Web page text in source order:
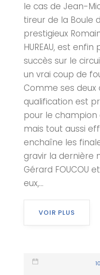
le cas de Jean-
tireur de la Boule
prestigieux
HUREAU, est
succès sur le
un vrai coup de
Comme ses deux
qualification est
pour le champion
mais tout aussi
enchaîne les
gravir la dernière
Gérard FOUCOU
eux,...
VOIR PLUS